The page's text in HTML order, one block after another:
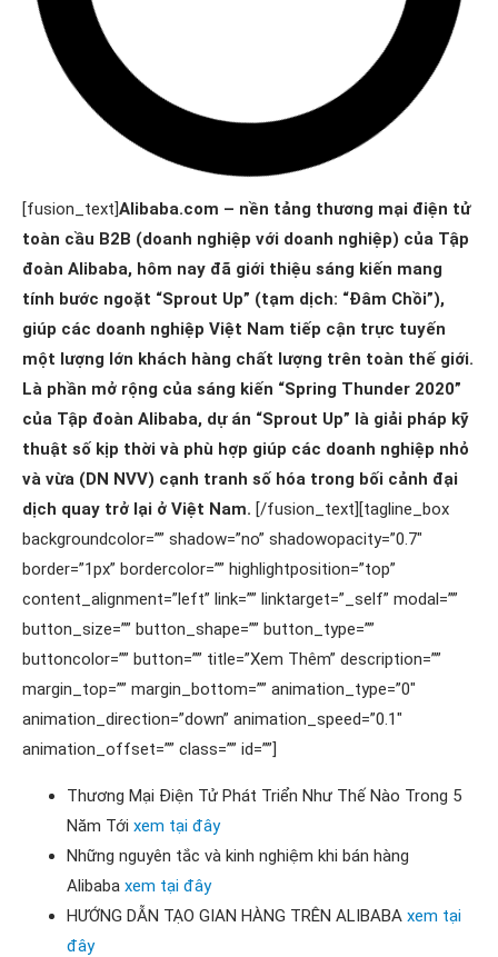
[fusion_text]Alibaba.com – nền tảng thương mại điện tử
toàn cầu B2B (doanh nghiệp với doanh nghiệp) của Tập
đoàn Alibaba, hôm nay đã giới thiệu sáng kiến mang
tính bước ngoặt “Sprout Up” (tạm dịch: “Đâm Chồi”),
giúp các doanh nghiệp Việt Nam tiếp cận trực tuyến
một lượng lớn khách hàng chất lượng trên toàn thế giới.
Là phần mở rộng của sáng kiến “Spring Thunder 2020”
của Tập đoàn Alibaba, dự án “Sprout Up” là giải pháp kỹ
thuật số kịp thời và phù hợp giúp các doanh nghiệp nhỏ
và vừa (DN NVV) cạnh tranh số hóa trong bối cảnh đại
dịch quay trở lại ở Việt Nam. [/fusion_text][tagline_box
backgroundcolor=”” shadow=”no” shadowopacity=”0.7″
border=”1px” bordercolor=”” highlightposition=”top”
content_alignment=”left” link=”” linktarget=”_self” modal=””
button_size=”” button_shape=”” button_type=””
buttoncolor=”” button=”” title=”Xem Thêm” description=””
margin_top=”” margin_bottom=”” animation_type=”0″
animation_direction=”down” animation_speed=”0.1″
animation_offset=”” class=”” id=””]
Thương Mại Điện Tử Phát Triển Như Thế Nào Trong 5
Năm Tới xem tại đây
Những nguyên tắc và kinh nghiệm khi bán hàng
Alibaba xem tại đây
HƯỚNG DẪN TẠO GIAN HÀNG TRÊN ALIBABA xem tại
đây